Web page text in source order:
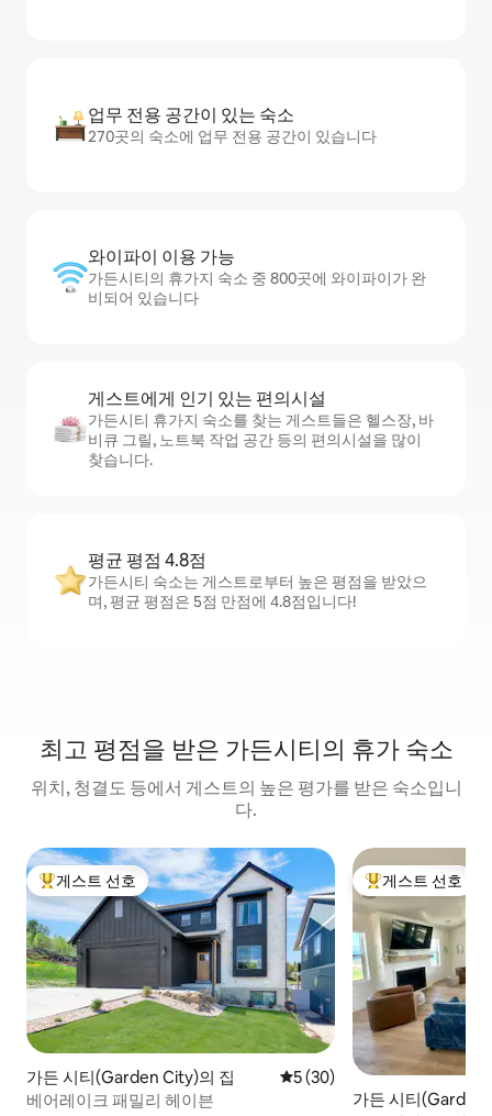
업무 전용 공간이 있는 숙소
270곳의 숙소에 업무 전용 공간이 있습니다
와이파이 이용 가능
가든시티의 휴가지 숙소 중 800곳에 와이파이가 완
비되어 있습니다
게스트에게 인기 있는 편의시설
가든시티 휴가지 숙소를 찾는 게스트들은 헬스장, 바
비큐 그릴, 노트북 작업 공간 등의 편의시설을 많이
찾습니다.
평균 평점 4.8점
가든시티 숙소는 게스트로부터 높은 평점을 받았으
며, 평균 평점은 5점 만점에 4.8점입니다!
최고 평점을 받은 가든시티의 휴가 숙소
위치, 청결도 등에서 게스트의 높은 평가를 받은 숙소입니
다.
상위 게스트 선호
게스트 선호
가든 시티(Garden City)의 집 평점 5점(5점 만점), 후기 30
5 (30)
베어레이크 패밀리 헤이븐
상위 게스트 선호
게스트 선호
가든 시티(Garden